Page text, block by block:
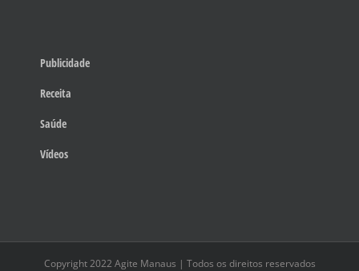
Publicidade
Receita
Saúde
Vídeos
Copyright 2022 Agite Manaus | Todos os direitos reservados